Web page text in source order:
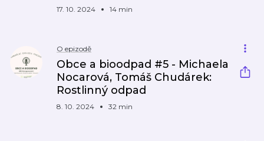
17. 10. 2024 14 min
O epizodě
Obce a bioodpad #5 - Michaela
Nocarová, Tomáš Chudárek:
Rostlinný odpad
8. 10. 2024 32 min